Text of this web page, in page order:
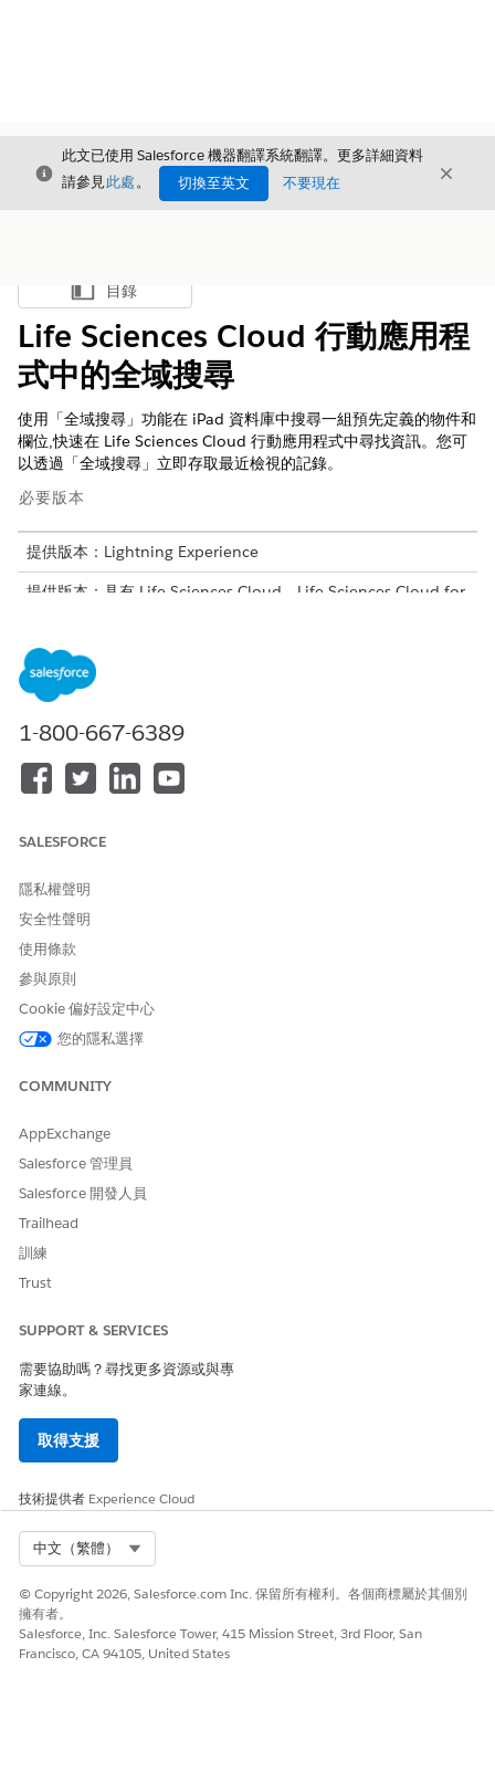
結束
此文已使用 Salesforce 機器翻譯系統翻譯。更多詳細資料
請參見此處。 切換至英文 不要現在 結束
顯示目錄
目錄
Life Sciences Cloud 行動應用程
式中的全域搜尋
使用「全域搜尋」功能在 iPad 資料庫中搜尋一組預先定義的物件和
欄位,快速在 Life Sciences Cloud 行動應用程式中尋找資訊。您可
以透過「全域搜尋」立即存取最近檢視的記錄。
必要版本
提供版本：Lightning Experience
提供版本：具有 Life Sciences Cloud、Life Sciences Cloud for
Edition。
全域搜尋不需要設定。可在 Life Sciences Cloud 行動應用程式中
透過頂端瀏覽功能表中的「搜尋」圖示取得。
果。按一下搜尋結果中的記錄會開啟記錄頁面,這可協助您在不同類
支援的物件
這些物件符合全域搜尋的資格。
帳戶 + 醫療照護提供者
查詢
簡報
造訪 + 提供者造訪
支援的欄位類型
公式 (具有傳回文字類型)
選項清單 (且 i18n 支援標籤)
1-800-667-6389
SALESFORCE
隱私權聲明
安全性聲明
使用條款
參與原則
Cookie 偏好設定中心
您的隱私選擇
COMMUNITY
AppExchange
Salesforce 管理員
Salesforce 開發人員
Trailhead
訓練
Trust
SUPPORT & SERVICES
需要協助嗎？尋找更多資源或與專
家連線。
取得支援
技術提供者 Experience Cloud
中文（繁體）
© Copyright 2026, Salesforce.com Inc. 保留所有權利。各個商標屬於其個別
擁有者。
Salesforce, Inc. Salesforce Tower, 415 Mission Street, 3rd Floor, San
Francisco, CA 94105, United States